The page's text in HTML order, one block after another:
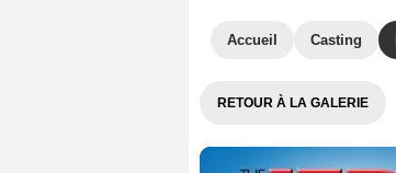
Accueil Casting
RETOUR À LA GALERIE